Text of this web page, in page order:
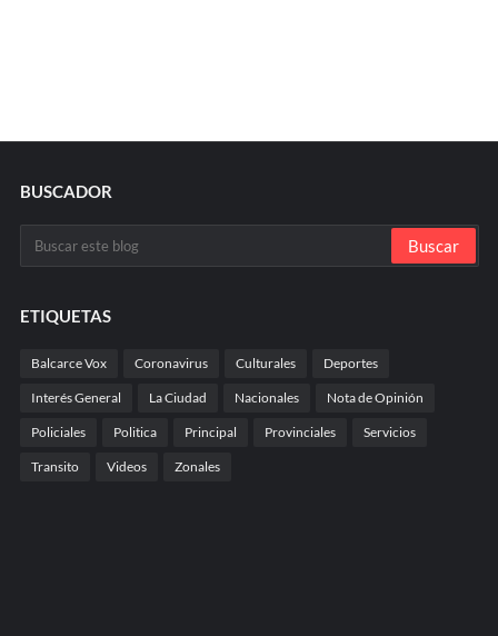
BUSCADOR
ETIQUETAS
Balcarce Vox Coronavirus Culturales Deportes
Interés General La Ciudad Nacionales Nota de Opinión
Policiales Politica Principal Provinciales Servicios
Transito Videos Zonales